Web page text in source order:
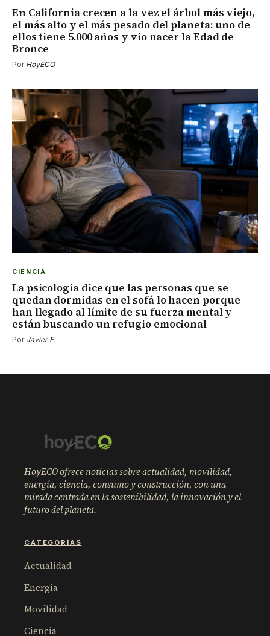
En California crecen a la vez el árbol más viejo,
el más alto y el más pesado del planeta: uno de
ellos tiene 5.000 años y vio nacer la Edad de
Bronce
Por HoyECO
CIENCIA
La psicología dice que las personas que se
quedan dormidas en el sofá lo hacen porque
han llegado al límite de su fuerza mental y
están buscando un refugio emocional
Por Javier F.
HoyECO ofrece noticias sobre actualidad, movilidad,
energía, ciencia, consumo y construcción, con una
mirada centrada en la sostenibilidad, la innovación y el
futuro del planeta.
CATEGORÍAS
Actualidad
Energía
Movilidad
Ciencia